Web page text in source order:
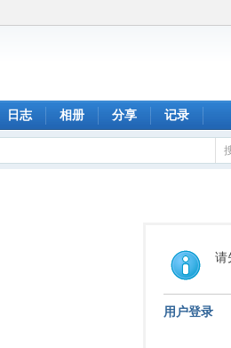
日志 相册 分享 记录
请
用户登录